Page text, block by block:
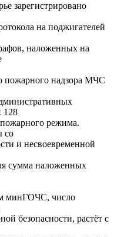
зарегистрировано
на поджигателей
наложенных на
пожарного надзора МЧС
128
режима.
со
и несвоевременной
сумма наложенных
минГОЧС, число
безопасности, растёт с